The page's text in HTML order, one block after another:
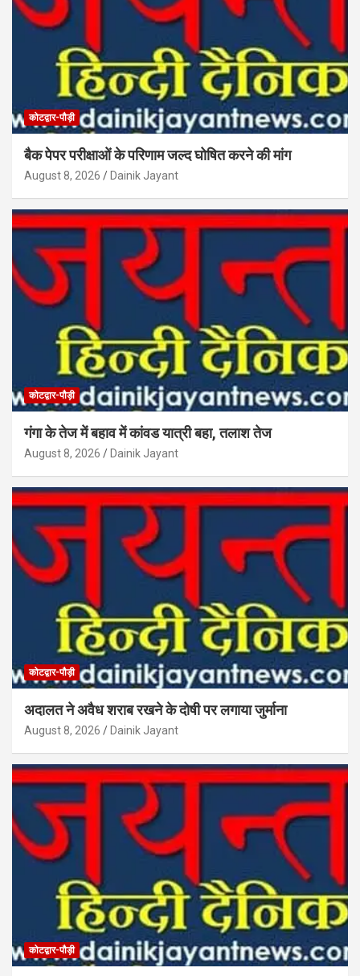
कोटद्वार-पौड़ी
बैक पेपर परीक्षाओं के परिणाम जल्द घोषित करने की मांग
August 8, 2026 Dainik Jayant
कोटद्वार-पौड़ी
गंगा के तेज में बहाव में कांवड यात्री बहा, तलाश तेज
August 8, 2026 Dainik Jayant
कोटद्वार-पौड़ी
अदालत ने अवैध शराब रखने के दोषी पर लगाया जुर्माना
August 8, 2026 Dainik Jayant
कोटद्वार-पौड़ी